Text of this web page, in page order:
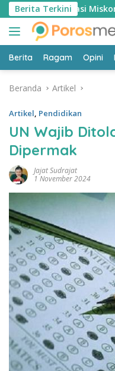
Langsung
ke
konten
Berita Terkini
Miskomunikasi
Berita Ragam Opini
Beranda Artikel
Artikel, Pendidikan
UN Wajib
Dipermak
Jajat Sudrajat
1 November 2024